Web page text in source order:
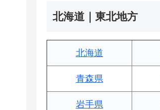
北海道｜東北地方
北海道
青森県
岩手県